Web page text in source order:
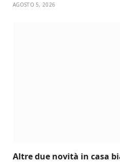
AGOSTO 5, 2026
Altre due novità in casa